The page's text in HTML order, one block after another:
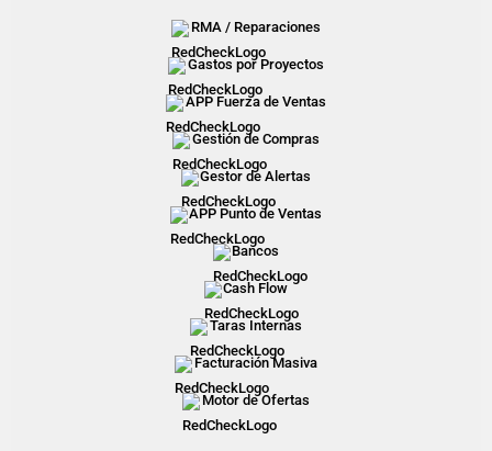
RMA / Reparaciones
Gastos por Proyectos
APP Fuerza de Ventas
Gestión de Compras
Gestor de Alertas
APP Punto de Ventas
Bancos
Cash Flow
Taras Internas
Facturación Masiva
Motor de Ofertas